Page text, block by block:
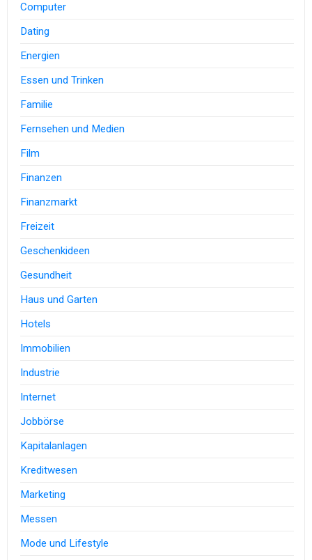
Computer
Dating
Energien
Essen und Trinken
Familie
Fernsehen und Medien
Film
Finanzen
Finanzmarkt
Freizeit
Geschenkideen
Gesundheit
Haus und Garten
Hotels
Immobilien
Industrie
Internet
Jobbörse
Kapitalanlagen
Kreditwesen
Marketing
Messen
Mode und Lifestyle